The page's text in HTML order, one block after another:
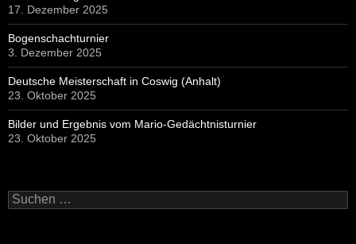
17. Dezember 2025
Bogenschachturnier
3. Dezember 2025
Deutsche Meisterschaft in Coswig (Anhalt)
23. Oktober 2025
Bilder und Ergebnis vom Mario-Gedächtnisturnier
23. Oktober 2025
Suchen
nach: